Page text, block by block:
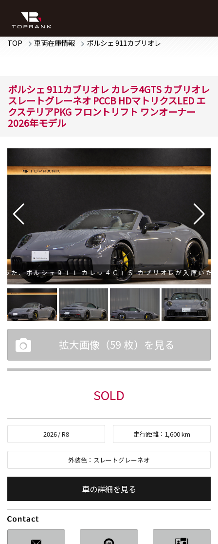
TOP 車両在庫情報 ポルシェ 911カブリオレ
ポルシェ 911カブリオレ カレラ4GTS カブリオレ
スレートグレーネオ PCCB HDマトリクスLED エ
クステリアPKG フロントリフト ワンオーナー
2026年モデル
ポルシェ９１１ カレラ４ＧＴＳ カブリオレが入庫いたしま
拡大画像（59 枚）を見る
SOLD
2026/R8 走行距離： 1,600km
外装色： スレートグレーネオ
車の詳細を見る